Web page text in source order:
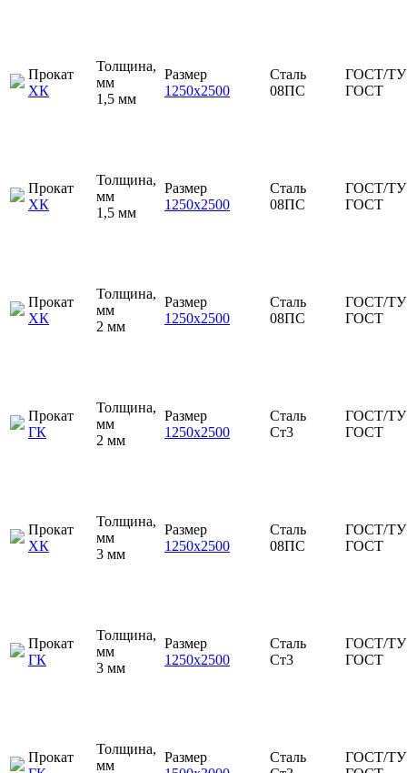
Прокат
ХК
Толщина,
мм
1,5 мм
Размер
1250х2500
Сталь
08ПС
ГОСТ/ТУ
ГОСТ
Прокат
ХК
Толщина,
мм
1,5 мм
Размер
1250х2500
Сталь
08ПС
ГОСТ/ТУ
ГОСТ
Прокат
ХК
Толщина,
мм
2 мм
Размер
1250х2500
Сталь
08ПС
ГОСТ/ТУ
ГОСТ
Прокат
ГК
Толщина,
мм
2 мм
Размер
1250х2500
Сталь
Ст3
ГОСТ/ТУ
ГОСТ
Прокат
ХК
Толщина,
мм
3 мм
Размер
1250х2500
Сталь
08ПС
ГОСТ/ТУ
ГОСТ
Прокат
ГК
Толщина,
мм
3 мм
Размер
1250х2500
Сталь
Ст3
ГОСТ/ТУ
ГОСТ
Прокат
Толщина,
мм
Размер
Сталь
ГОСТ/ТУ